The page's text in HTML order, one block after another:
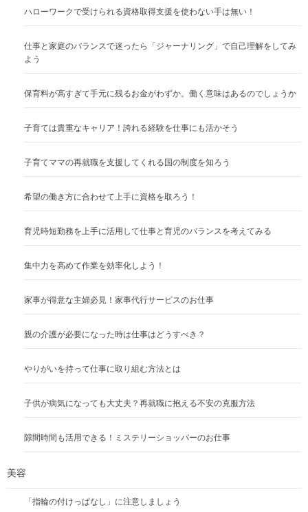
ハローワークで受けられる資格取得支援を使わない手は無い！
仕事と家庭のバランスで迷ったら「ジャーナリング」で自己理解をしてみ
よう
保育料が高すぎて手元に残るお金がわずか。働く意味はあるのでしょうか
子育ては貴重なキャリア！誇れる経験を仕事にも活かそう
子育てママの再就職を支援してくれる国の制度を知ろう
希望の働き方に合わせて上手に資格を取ろう！
育児時短勤務を上手に活用して仕事と育児のバランスを考えてみる
集中力を高めて作業を効率化しよう！
家事が得意な主婦必見！家事代行サービスのお仕事
親の介護が必要になった時は仕事はどうすべき？
やりがいを持って仕事に取り組む方法とは
子供が病気になっても大丈夫？再就職に抱える不安の克服方法
隙間時間も活用できる！ミステリーショッパーのお仕事
美容
「指輪の付けっぱなし」に注意しましょう